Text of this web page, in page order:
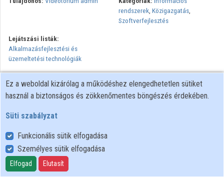
rendszerek, Közigazgatás,
Szoftverfejlesztés
Lejátszási listák:
Alkalmazásfejlesztési és
üzemeltetési technológiák
újrapublikálás és kereskedelmi forgalomba hozatal szigorúan
tilos! Egyéb célú felhasználás a jogtulajdonos(ok) engedélyéhez
kötött.
Felhasználói szabályzat
Adatkezelési tájékoztató
Süti szabályzat
Ez a weboldal kizárólag a működéshez elengedhetetlen sütiket
használ a biztonságos és zökkenőmentes böngészés érdekében.
Süti szabályzat
Funkcionális sütik elfogadása
Személyes sütik elfogadása
Elfogad Elutasít